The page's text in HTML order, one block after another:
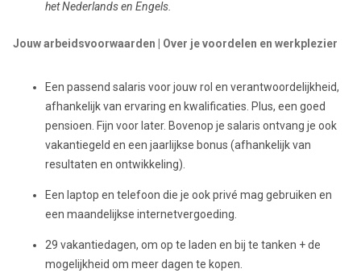
het Nederlands en Engels.
Jouw arbeidsvoorwaarden | Over je voordelen en werkplezier
Een passend salaris voor jouw rol en verantwoordelijkheid,
afhankelijk van ervaring en kwalificaties. Plus, een goed
pensioen. Fijn voor later. Bovenop je salaris ontvang je ook
vakantiegeld en een jaarlijkse bonus (afhankelijk van
resultaten en ontwikkeling).
Een laptop en telefoon die je ook privé mag gebruiken en
een maandelijkse internetvergoeding.
29 vakantiedagen, om op te laden en bij te tanken + de
mogelijkheid om meer dagen te kopen.